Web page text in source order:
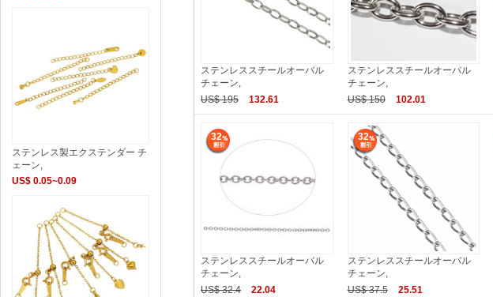
ステンレススチールオーバル
チェーン,
US$ 195
132.61
ステンレススチールオーバル
チェーン,
US$ 150
102.01
32
ステンレススチールオーバル
チェーン,
US$ 32.4
22.04
32
ステンレススチールオーバル
チェーン,
US$ 37.5
25.51
ステンレス製エクステンダー チ
ェーン,
US$ 0.05~0.09